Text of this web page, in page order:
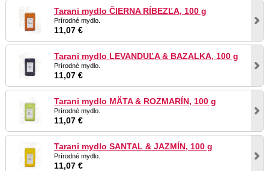
Tarani mydlo ČIERNA RÍBEZĽA, 100 g
Prírodné mydlo.
11,07 €
Tarani mydlo LEVANDUĽA & BAZALKA, 100 g
Prírodné mydlo.
11,07 €
Tarani mydlo MÄTA & ROZMARÍN, 100 g
Prírodné mydlo.
11,07 €
Tarani mydlo SANTAL & JAZMÍN, 100 g
Prírodné mydlo.
11,07 €